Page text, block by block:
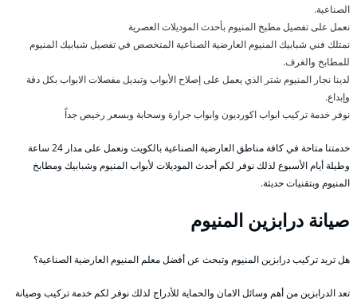
الصناعية.
نعمل على تفصيل مطبخ المنيوم بأحدث الموديلات العصرية
نمتلك فني شبابيك المنيوم العارضية الصناعية المتخصص في تفصيل شبابيك المنيوم
للمطابخ والغرف.
لدينا نجار المنيوم شتر الذي يعمل على إصلاح الأبواب وتبديل مفصلات الابواب بكل دقة
وإبداع.
نوفر خدمة تركيب ابواب اكورديون وابواب جرارة وسحابة وبسعر رخيص جداً
خدمتنا متاحة في كافة مناطق العارضية الصناعية بالكويت ونعمل على مدار 24 ساعة
وطيلة أيام الأسبوع لذلك نوفر لكم أحدث الموديلات لأبواب المنيوم وشبابيك ومطابخ
المنيوم وبتقنيات حديثة.
صيانة درابزين المنيوم
هل تريد تركيب درابزين المنيوم وتبحث عن أفضل معلم المنيوم العارضية الصناعية؟
تعد الدرابزين من أهم وسائل الامان والحماية للأدراج لذلك نوفر لكم خدمة تركيب وصيانة